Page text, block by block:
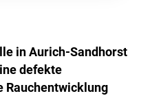
in Aurich-Sandhorst
defekte
Rauchentwicklung